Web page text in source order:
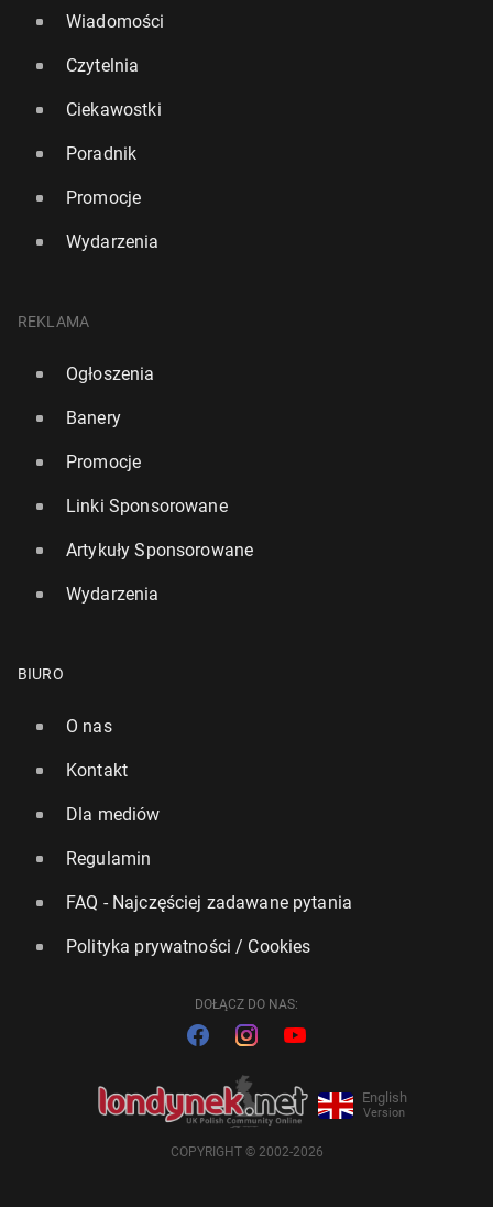
Wiadomości
Czytelnia
Ciekawostki
Poradnik
Promocje
Wydarzenia
REKLAMA
Ogłoszenia
Banery
Promocje
Linki Sponsorowane
Artykuły Sponsorowane
Wydarzenia
BIURO
O nas
Kontakt
Dla mediów
Regulamin
FAQ - Najczęściej zadawane pytania
Polityka prywatności / Cookies
DOŁĄCZ DO NAS:
English
Version
COPYRIGHT © 2002-2026